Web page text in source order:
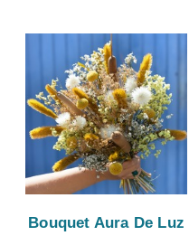
Bouquet Aura De Luz